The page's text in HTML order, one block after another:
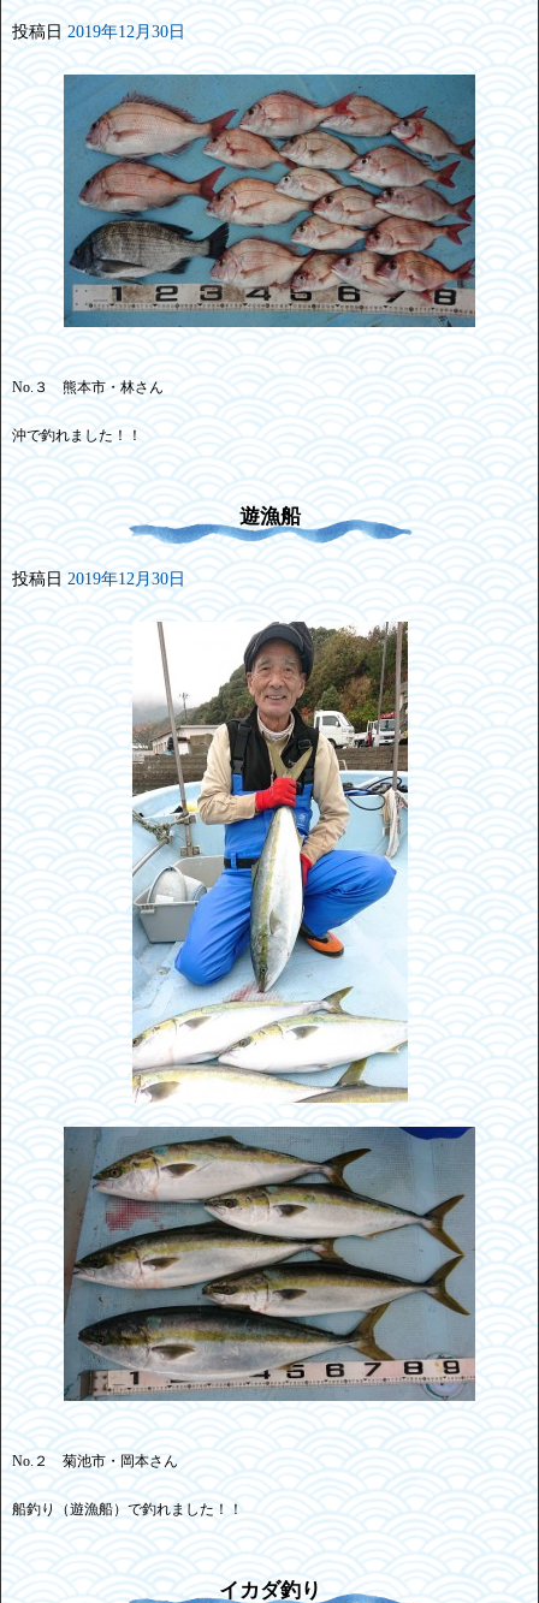
投稿日 2019年12月30日
No.３ 熊本市・林さん
沖で釣れました！！
遊漁船
投稿日 2019年12月30日
No.２ 菊池市・岡本さん
船釣り（遊漁船）で釣れました！！
イカダ釣り